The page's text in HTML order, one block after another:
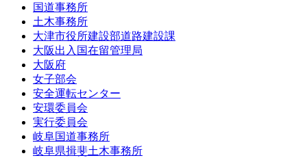
国道事務所
土木事務所
大津市役所建設部道路建設課
大阪出入国在留管理局
大阪府
女子部会
安全運転センター
安環委員会
実行委員会
岐阜国道事務所
岐阜県揖斐土木事務所